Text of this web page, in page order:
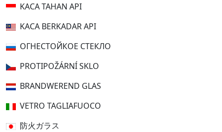
KACA TAHAN API
KACA BERKADAR API
ОГНЕСТОЙКОЕ СТЕКЛО
PROTIPOŽÁRNÍ SKLO
BRANDWEREND GLAS
VETRO TAGLIAFUOCO
防火ガラス